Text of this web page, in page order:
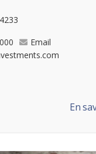
Email
En